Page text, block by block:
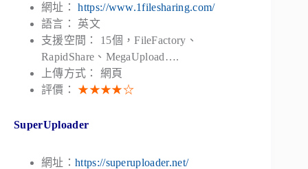
網址：https://www.1filesharing.com/
語言： 英文
支援空間： 15個，FileFactory、
RapidShare、MegaUpload….
上傳方式： 網頁
評價： ★★★★☆
SuperUploader
網址： https://superuploader.net/